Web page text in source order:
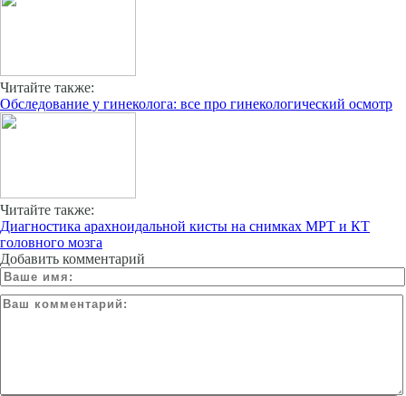
Читайте также:
Обследование у гинеколога: все про гинекологический осмотр
Читайте также:
Диагностика арахноидальной кисты на снимках МРТ и КТ
головного мозга
Добавить комментарий